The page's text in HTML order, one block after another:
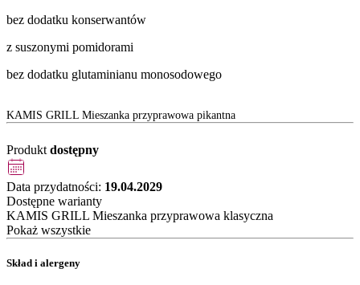
bez dodatku konserwantów
z suszonymi pomidorami
bez dodatku glutaminianu monosodowego
KAMIS GRILL Mieszanka przyprawowa pikantna
Produkt dostępny
Data przydatności: 19.04.2029
Dostępne warianty
KAMIS GRILL Mieszanka przyprawowa klasyczna
Pokaż wszystkie
Skład i alergeny